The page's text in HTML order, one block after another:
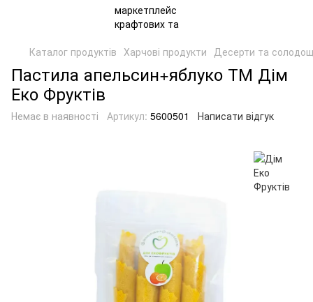
Каталог продуктів Харчові продукти Десерти та
Пастила апельсин+яблуко ТМ Дім
Еко Фруктів
Немає в наявності Артикул: 5600501 Написати відгук